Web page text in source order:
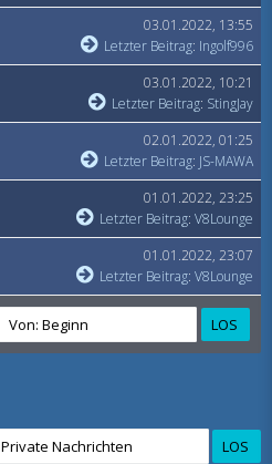
03.01.2022, 13:55
Letzter Beitrag: Ingolf996
03.01.2022, 10:21
Letzter Beitrag: StingJay
02.01.2022, 01:25
Letzter Beitrag: JS-MAWA
01.01.2022, 23:25
Letzter Beitrag: V8Lounge
01.01.2022, 23:07
Letzter Beitrag: V8Lounge